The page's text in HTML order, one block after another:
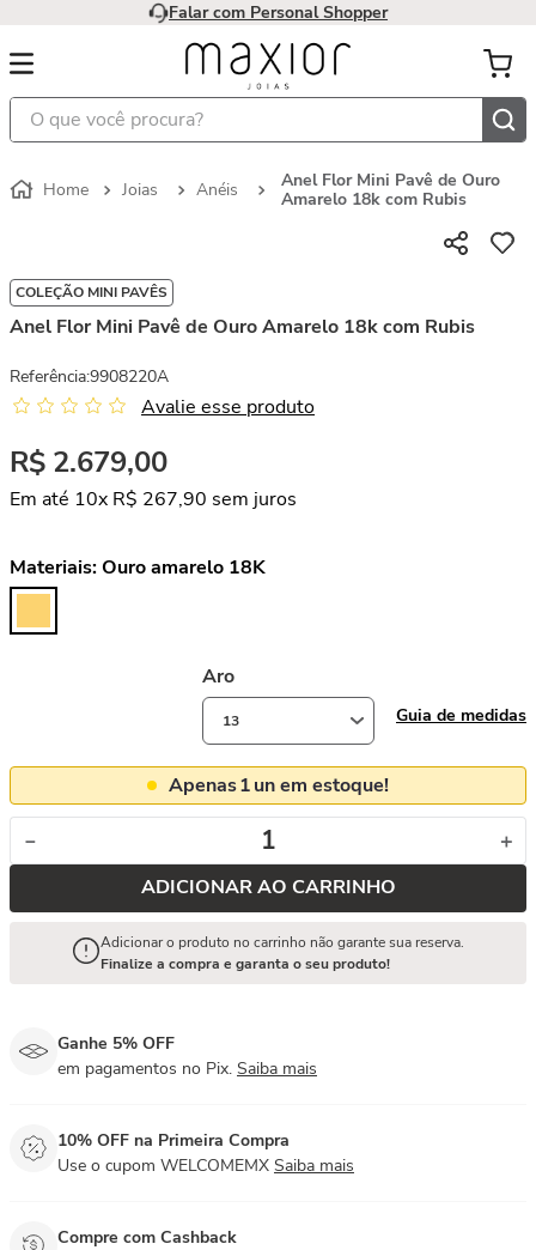
Falar com Personal Shopper
O que você procura?
Joias Anéis
Anel Flor Mini Pavê de Ouro
Amarelo 18k com Rubis
COLEÇÃO MINI PAVÊS
Anel Flor Mini Pavê de Ouro Amarelo 18k com Rubis
Referência:9908220A
Avalie esse produto
R$ 2.679,00
Em até 10x R$ 267,90 sem juros
Materiais:Ouro amarelo 18K
Guia de medidas
Aro
13
Apenas1un em estoque!
＋
－
ADICIONAR AO CARRINHO
Adicionar o produto no carrinho não garante sua reserva.
Finalize a compra e garanta o seu produto!
Ganhe 5% OFF
em pagamentos no Pix. Saiba mais
10% OFF na Primeira Compra
Use o cupom WELCOMEMX Saiba mais
Compre com Cashback